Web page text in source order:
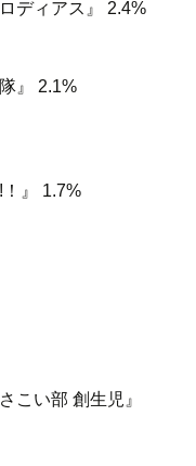
ディアス』 2.4%
』 2.1%
』 1.7%
こい部 創生児』